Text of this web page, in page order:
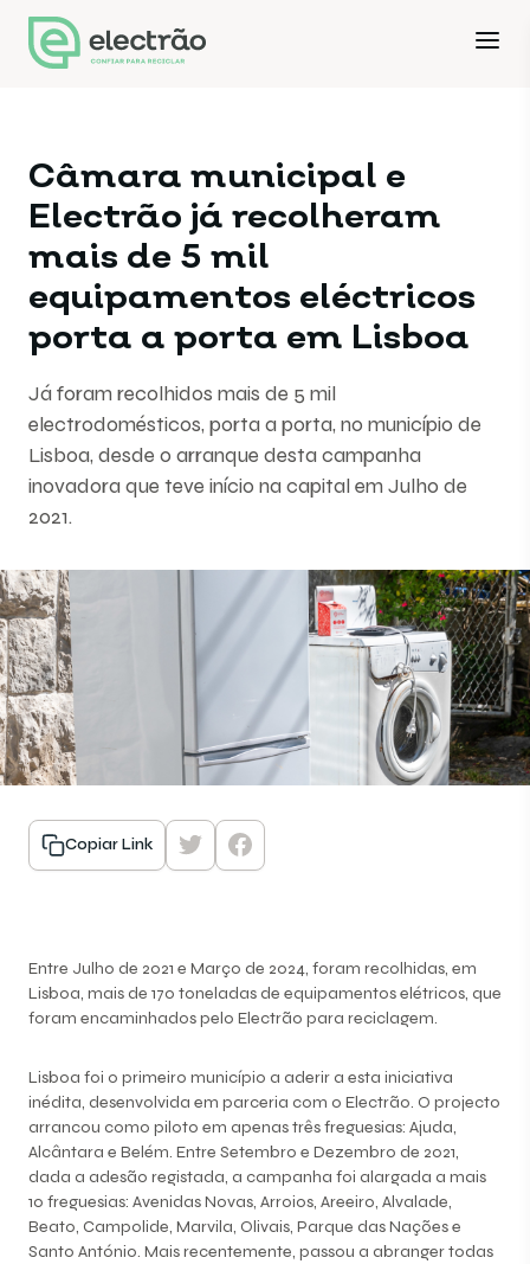
Câmara municipal e
Electrão já recolheram
mais de 5 mil
equipamentos eléctricos
porta a porta em Lisboa
Já foram recolhidos mais de 5 mil
electrodomésticos, porta a porta, no município de
Lisboa, desde o arranque desta campanha
inovadora que teve início na capital em Julho de
2021.
Copiar Link
Entre Julho de 2021 e Março de 2024, foram recolhidas, em
Lisboa, mais de 170 toneladas de equipamentos elétricos, que
foram encaminhados pelo Electrão para reciclagem.
Lisboa foi o primeiro município a aderir a esta iniciativa
inédita, desenvolvida em parceria com o Electrão. O projecto
arrancou como piloto em apenas três freguesias: Ajuda,
Alcântara e Belém. Entre Setembro e Dezembro de 2021,
dada a adesão registada, a campanha foi alargada a mais
10 freguesias: Avenidas Novas, Arroios, Areeiro, Alvalade,
Beato, Campolide, Marvila, Olivais, Parque das Nações e
Santo António. Mais recentemente, passou a abranger todas